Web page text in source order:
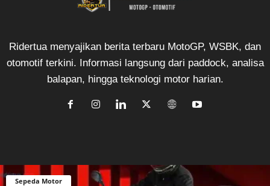
Ridertua menyajikan berita terbaru MotoGP, WSBK, dan
otomotif terkini. Informasi langsung dari paddock, analisa
balapan, hingga teknologi motor harian.
Sepeda Motor